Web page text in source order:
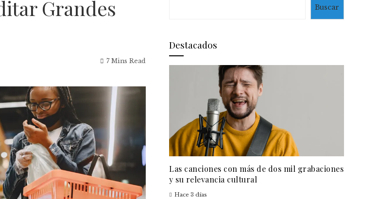
Grandes
7 Mins Read
Buscar
Destacados
Las canciones con más de dos mil grabaciones
y su relevancia cultural
Hace 3 días